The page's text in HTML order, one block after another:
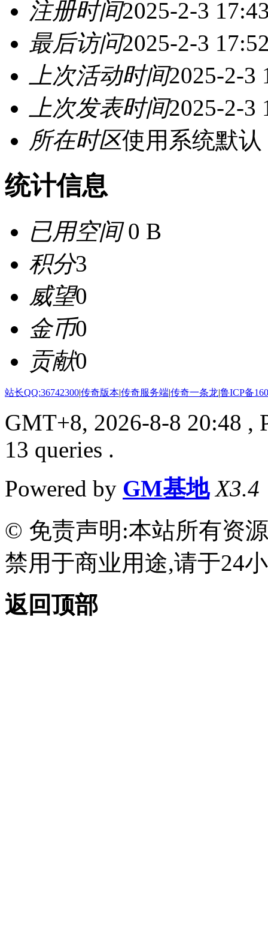
注册时间2025-2-3
最后访问2025-2-3
上次活动时间2025-2-3
上次发表时间2025-2-3
所在时区使用系统默认
统计信息
已用空间0 B
积分3
威望0
金币0
贡献0
站长QQ:36742300|传奇版本|传奇服务端|传奇一条龙|鲁ICP备
GMT+8, 2026-8-8 20:48 ,
13 queries .
Powered by GM基地 X3.4
© 免责声明:本站所有资
禁用于商业用途,请于24
返回顶部